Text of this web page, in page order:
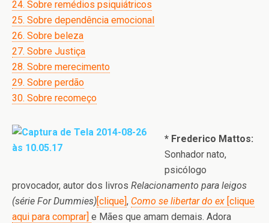
24. Sobre remédios psiquiátricos
25. Sobre dependência emocional
26. Sobre beleza
27. Sobre Justiça
28. Sobre merecimento
29. Sobre perdão
30. Sobre recomeço
* Frederico Mattos:
Sonhador nato,
psicólogo
provocador, autor dos livros Relacionamento para leigos
(série For Dummies)[clique], Como se libertar do ex [clique
aqui para comprar] e Mães que amam demais. Adora